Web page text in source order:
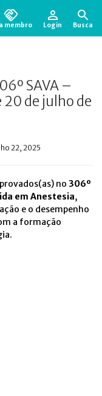
membro Login Busca
SAVA –
20 de julho de
22, 2025
no 306º
em Anestesia,
e o desempenho
a formação